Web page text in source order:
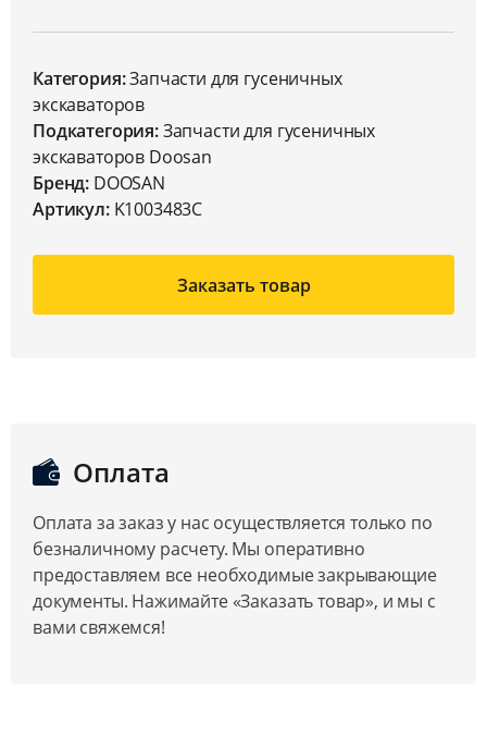
Категория:Запчасти для гусеничных
экскаваторов
Подкатегория:Запчасти для гусеничных
экскаваторов Doosan
Бренд: DOOSAN
Артикул:K1003483C
Заказать товар
Оплата
Оплата за заказ у нас осуществляется только по
безналичному расчету. Мы оперативно
предоставляем все необходимые закрывающие
документы. Нажимайте «Заказать товар», и мы с
вами свяжемся!